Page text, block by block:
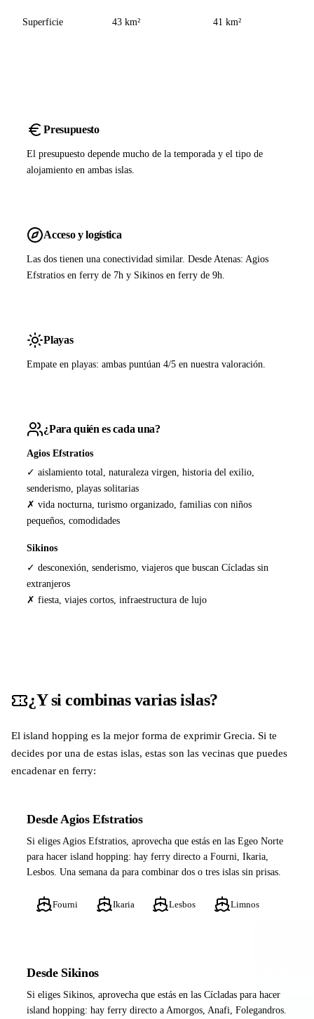
Superficie 43 km² 41 km²
Presupuesto
El presupuesto depende mucho de la temporada y el tipo de
alojamiento en ambas islas.
Acceso y logística
Las dos tienen una conectividad similar. Desde Atenas: Agios
Efstratios en ferry de 7h y Sikinos en ferry de 9h.
Playas
Empate en playas: ambas puntúan 4/5 en nuestra valoración.
¿Para quién es cada una?
Agios Efstratios
✓ aislamiento total, naturaleza virgen, historia del exilio,
senderismo, playas solitarias
✗ vida nocturna, turismo organizado, familias con niños
pequeños, comodidades
Sikinos
✓ desconexión, senderismo, viajeros que buscan Cícladas sin
extranjeros
✗ fiesta, viajes cortos, infraestructura de lujo
¿Y si combinas varias islas?
El island hopping es la mejor forma de exprimir Grecia. Si te
decides por una de estas islas, estas son las vecinas que puedes
encadenar en ferry:
Desde Agios Efstratios
Si eliges Agios Efstratios, aprovecha que estás en las Egeo Norte
para hacer island hopping: hay ferry directo a Fourni, Ikaria,
Lesbos. Una semana da para combinar dos o tres islas sin prisas.
Fourni Ikaria Lesbos Limnos
Desde Sikinos
Si eliges Sikinos, aprovecha que estás en las Cícladas para hacer
island hopping: hay ferry directo a Amorgos, Anafi, Folegandros.